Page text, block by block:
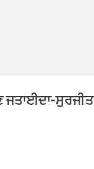
ਜਤਾਈਦਾ-ਸੁਰਜੀਤ